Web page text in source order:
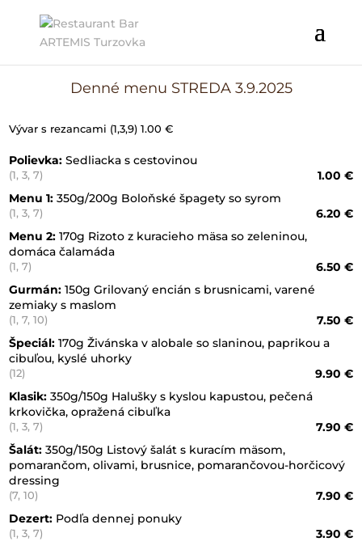
Denné menu STREDA 3.9.2025
Vývar s rezancami (1,3,9) 1.00 €
Polievka: Sedliacka s cestovinou
(1, 3, 7)
1.00 €
Menu 1: 350g/200g Boloňské špagety so syrom
(1, 3, 7)
6.20 €
Menu 2: 170g Rizoto z kuracieho mäsa so zeleninou,
domáca čalamáda
(1, 7)
6.50 €
Gurmán: 150g Grilovaný encián s brusnicami, varené
zemiaky s maslom
(1, 7, 10)
7.50 €
Špeciál: 170g Živánska v alobale so slaninou, paprikou a
cibuľou, kyslé uhorky
(12)
9.90 €
Klasik: 350g/150g Halušky s kyslou kapustou, pečená
krkovička, opražená cibuľka
(1, 3, 7)
7.90 €
Šalát: 350g/150g Listový šalát s kuracím mäsom,
pomarančom, olivami, brusnice, pomarančovou-horčicový
dressing
(7, 10)
7.90 €
Dezert: Podľa dennej ponuky
(1, 3, 7)
3.90 €